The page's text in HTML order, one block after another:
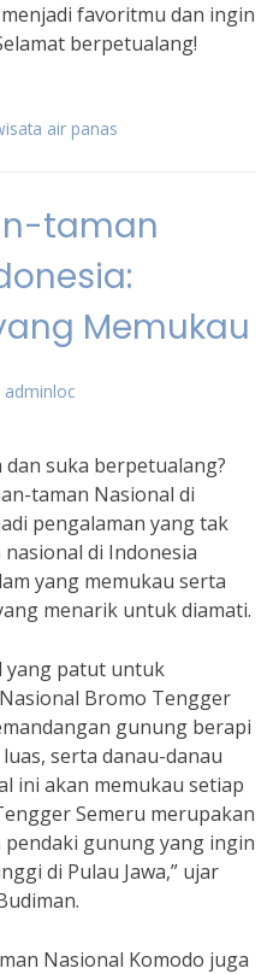
favoritmu dan ingin
berpetualang!
air panas
taman
Memukau
adminloc
dan suka berpetualang?
taman Nasional di
pengalaman yang tak
di Indonesia
yang memukau serta
menarik untuk diamati.
yang patut untuk
Bromo Tengger
gunung berapi
serta danau-danau
ini akan memukau setiap
Semeru merupakan
gunung yang ingin
di Pulau Jawa,” ujar
Nasional Komodo juga